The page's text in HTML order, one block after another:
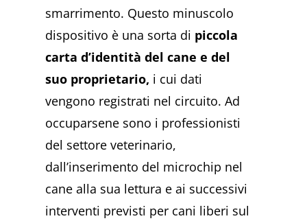
smarrimento. Questo minuscolo
dispositivo è una sorta di piccola
carta d’identità del cane e del
suo proprietario, i cui dati
vengono registrati nel circuito. Ad
occuparsene sono i professionisti
del settore veterinario,
dall’inserimento del microchip nel
cane alla sua lettura e ai successivi
interventi previsti per cani liberi sul